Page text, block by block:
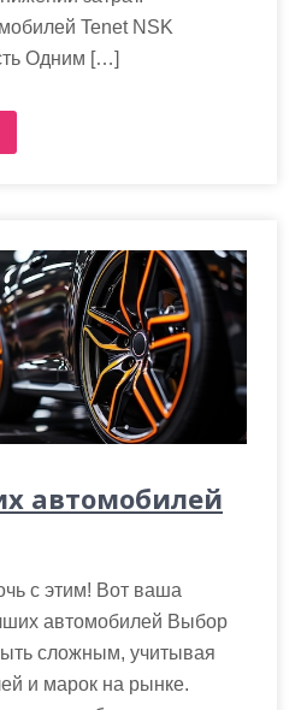
Tenet NSK
Одним […]
автомобилей
с этим! Вот ваша
автомобилей Выбор
сложным, учитывая
и марок на рынке.